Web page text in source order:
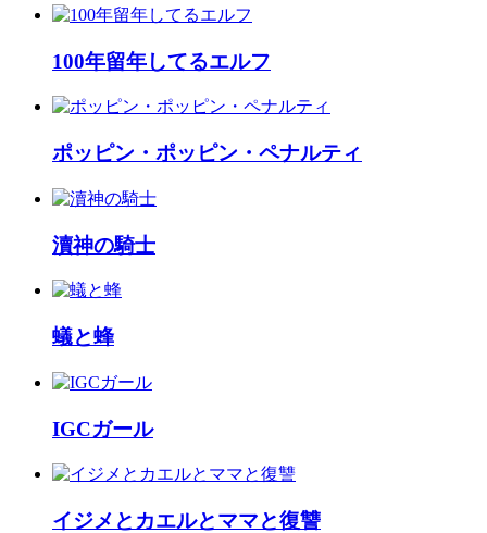
100年留年してるエルフ
ポッピン・ポッピン・ペナルティ
瀆神の騎士
蟻と蜂
IGCガール
イジメとカエルとママと復讐